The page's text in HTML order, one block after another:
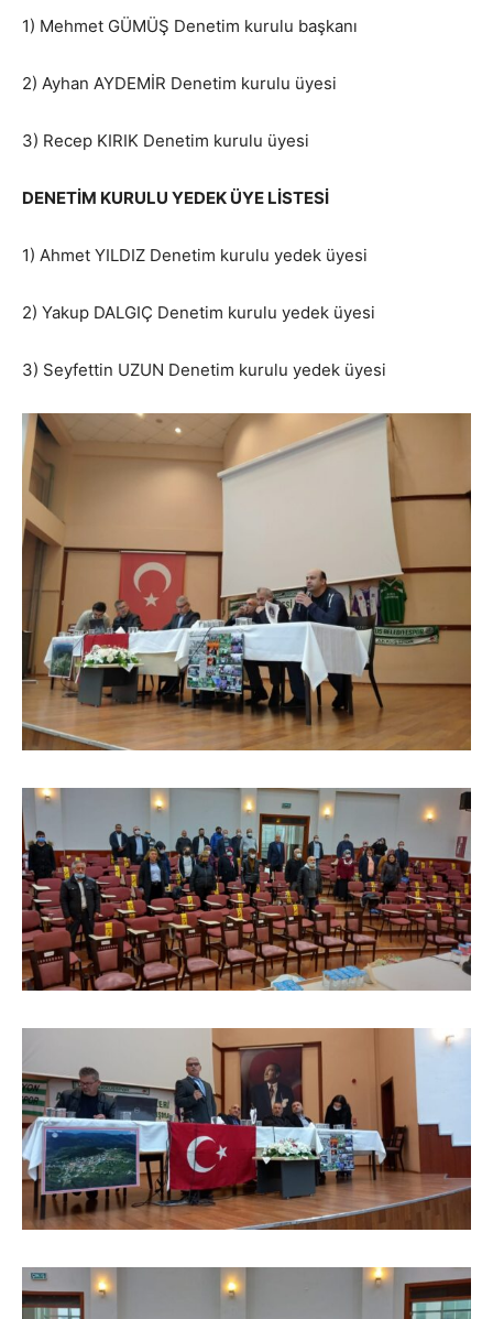
1) Mehmet GÜMÜŞ Denetim kurulu başkanı
2) Ayhan AYDEMİR Denetim kurulu üyesi
3) Recep KIRIK Denetim kurulu üyesi
DENETİM KURULU YEDEK ÜYE LİSTESİ
1) Ahmet YILDIZ Denetim kurulu yedek üyesi
2) Yakup DALGIÇ Denetim kurulu yedek üyesi
3) Seyfettin UZUN Denetim kurulu yedek üyesi